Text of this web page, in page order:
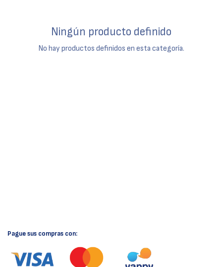
Ningún producto definido
No hay productos definidos en esta categoría.
Pague sus compras con: